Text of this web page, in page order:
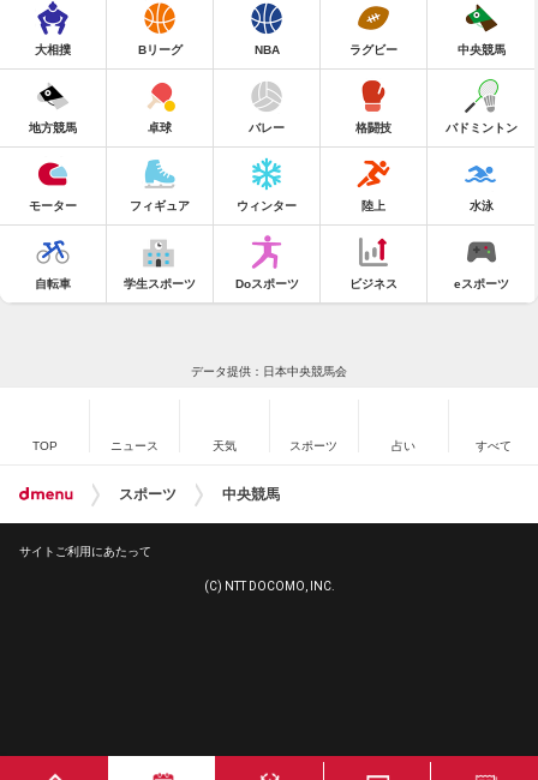
大相撲 Bリーグ NBA ラグビー 中央競馬
地方競馬 卓球 バレー 格闘技 バドミントン
モーター フィギュア ウィンター 陸上 水泳
自転車 学生スポーツ Doスポーツ ビジネス eスポーツ
データ提供：日本中央競馬会
TOP ニュース 天気 スポーツ 占い すべて
スポーツ 中央競馬
サイトご利用にあたって
(C) NTT DOCOMO, INC.